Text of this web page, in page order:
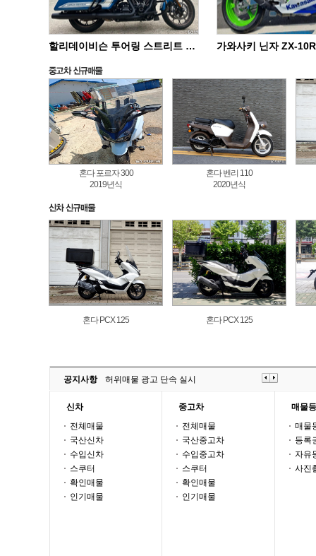
할리데이비슨 투어링 스트리트 글라이드 스페셜 FLHXS
혼다 포르자 300
2019년식
혼다 벤리 110
2020년식
혼다 PCX 125 혼다 PCX 125
공지사항 허위매물 광고 단속 실시
신차
전체매물
국산신차
수입신차
스쿠터
확인매물
인기매물
중고차
전체매물
국산중고차
수입중고차
스쿠터
확인매물
인기매물
매물
매물
등록
자유
사진